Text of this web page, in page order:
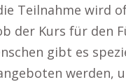
Teilnahme wird
der Kurs für den
gibt es
werden,